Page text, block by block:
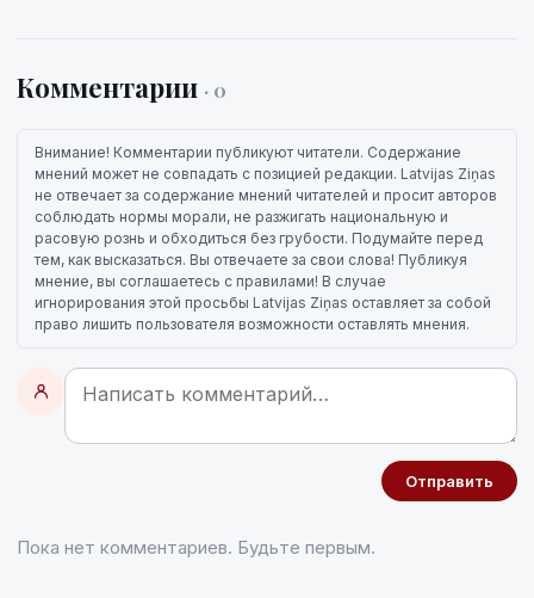
Комментарии · 0
Внимание! Комментарии публикуют читатели. Содержание
мнений может не совпадать с позицией редакции. Latvijas Ziņas
не отвечает за содержание мнений читателей и просит авторов
соблюдать нормы морали, не разжигать национальную и
расовую рознь и обходиться без грубости. Подумайте перед
тем, как высказаться. Вы отвечаете за свои слова! Публикуя
мнение, вы соглашаетесь с правилами! В случае
игнорирования этой просьбы Latvijas Ziņas оставляет за собой
право лишить пользователя возможности оставлять мнения.
Отправить
Пока нет комментариев. Будьте первым.